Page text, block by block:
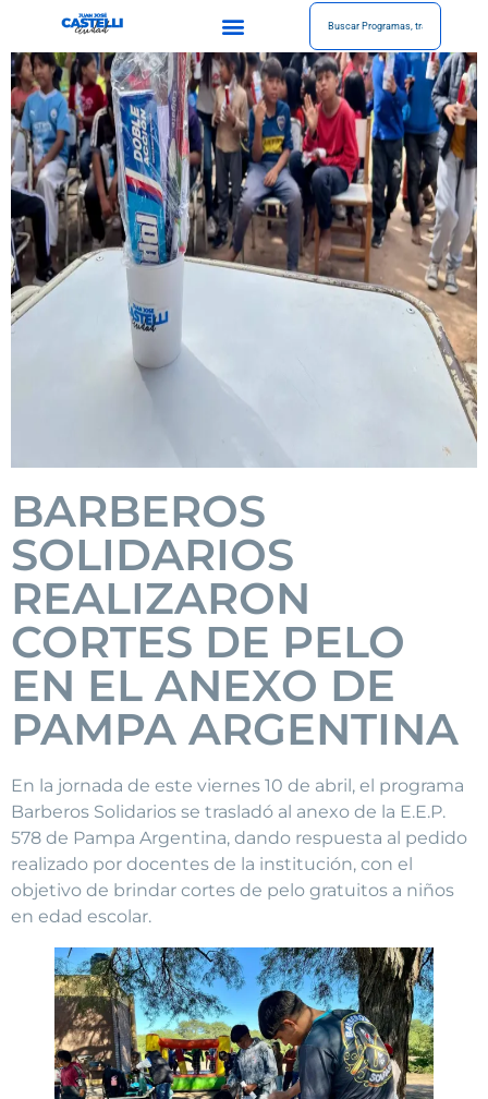
BARBEROS
SOLIDARIOS
REALIZARON
CORTES DE PELO
EN EL ANEXO DE
PAMPA ARGENTINA
En la jornada de este viernes 10 de abril, el programa
Barberos Solidarios se trasladó al anexo de la E.E.P.
578 de Pampa Argentina, dando respuesta al pedido
realizado por docentes de la institución, con el
objetivo de brindar cortes de pelo gratuitos a niños
en edad escolar.